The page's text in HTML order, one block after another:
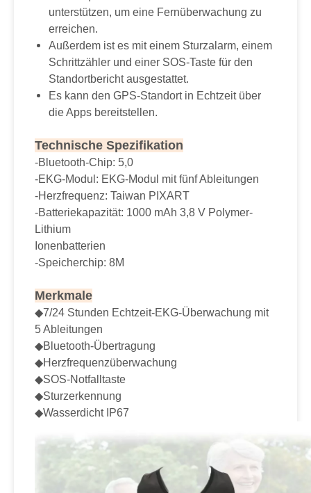
unterstützen, um eine Fernüberwachung zu
erreichen.
Außerdem ist es mit einem Sturzalarm, einem
Schrittzähler und einer SOS-Taste für den
Standortbericht ausgestattet.
Es kann den GPS-Standort in Echtzeit über
die Apps bereitstellen.
Technische Spezifikation
-Bluetooth-Chip: 5,0
-EKG-Modul: EKG-Modul mit fünf Ableitungen
-Herzfrequenz: Taiwan PIXART
-Batteriekapazität: 1000 mAh 3,8 V Polymer-
Lithium
Ionenbatterien
-Speicherchip: 8M
Merkmale
◆7/24 Stunden Echtzeit-EKG-Überwachung mit
5 Ableitungen
◆Bluetooth-Übertragung
◆Herzfrequenzüberwachung
◆SOS-Notfalltaste
◆Sturzerkennung
◆Wasserdicht IP67